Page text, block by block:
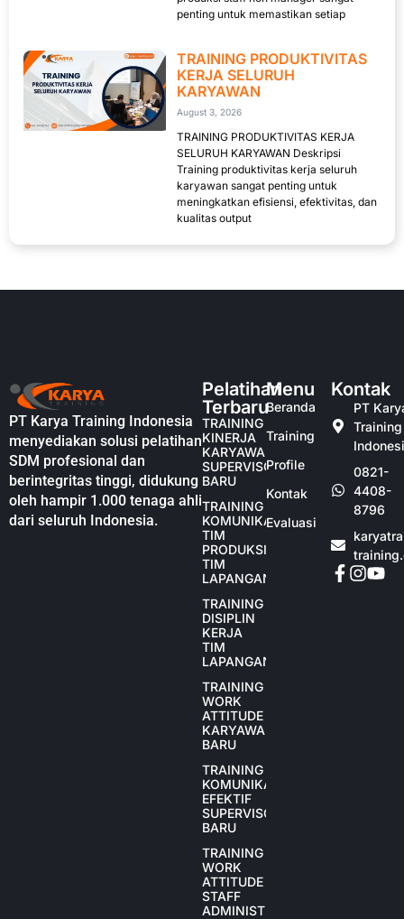
penting untuk memastikan setiap
TRAINING PRODUKTIVITAS
KERJA SELURUH
KARYAWAN
August 3, 2026
TRAINING PRODUKTIVITAS KERJA
SELURUH KARYAWAN Deskripsi
Training produktivitas kerja seluruh
karyawan sangat penting untuk
meningkatkan efisiensi, efektivitas, dan
kualitas output
PT Karya Training Indonesia
menyediakan solusi pelatihan
SDM profesional dan
berintegritas tinggi, didukung
oleh hampir 1.000 tenaga ahli
dari seluruh Indonesia.
Pelatihan
Terbaru
TRAINING
KINERJA
KARYAWAN
SUPERVISOR
BARU
TRAINING
KOMUNIKASI
TIM
PRODUKSI
TIM
LAPANGAN
TRAINING
DISIPLIN
KERJA
TIM
LAPANGAN
TRAINING
WORK
ATTITUDE
KARYAWAN
BARU
TRAINING
KOMUNIKASI
EFEKTIF
SUPERVISOR
BARU
TRAINING
WORK
ATTITUDE
STAFF
ADMINISTRASI
Menu
Beranda
Training
Profile
Kontak
Evaluasi
Kontak
PT
Training
0821-
4408-
8796